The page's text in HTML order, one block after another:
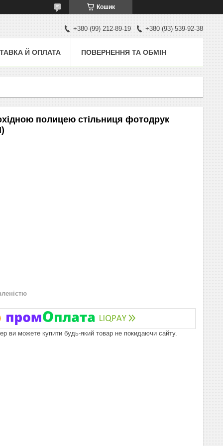
Кошик
+380 (99) 212-89-19 +380 (93) 539-92-38
Й ОПЛАТА ПОВЕРНЕННЯ ТА ОБМІН
полицею стільниця фотодрук
ви можете купити будь-який товар не покидаючи сайту.